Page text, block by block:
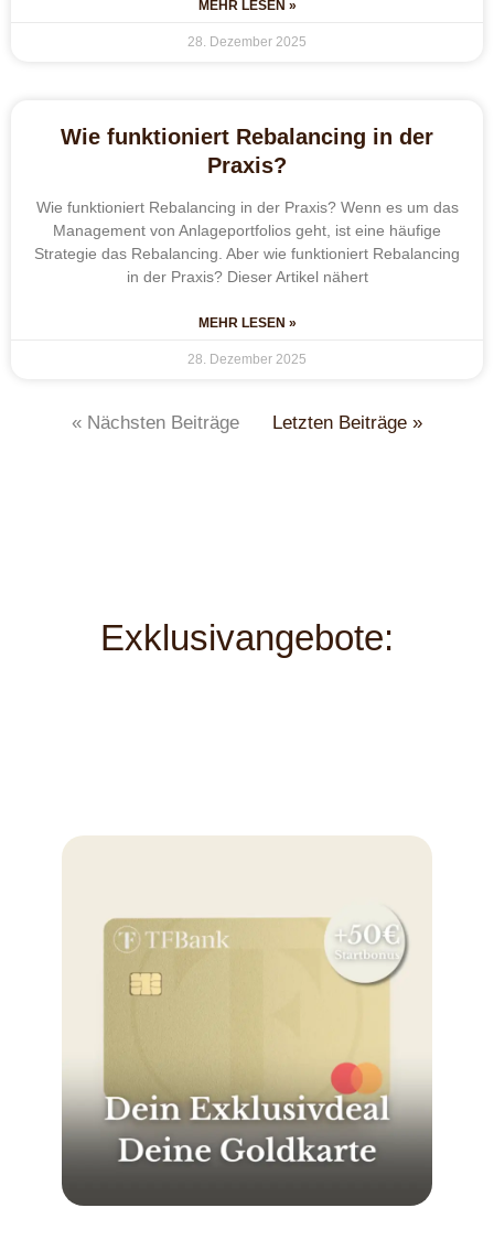
MEHR LESEN »
28. Dezember 2025
Wie funktioniert Rebalancing in der
Praxis?
Wie funktioniert Rebalancing in der Praxis? Wenn es um das
Management von Anlageportfolios geht, ist eine häufige
Strategie das Rebalancing. Aber wie funktioniert Rebalancing
in der Praxis? Dieser Artikel nähert
MEHR LESEN »
28. Dezember 2025
« Nächsten Beiträge Letzten Beiträge »
Exklusivangebote: